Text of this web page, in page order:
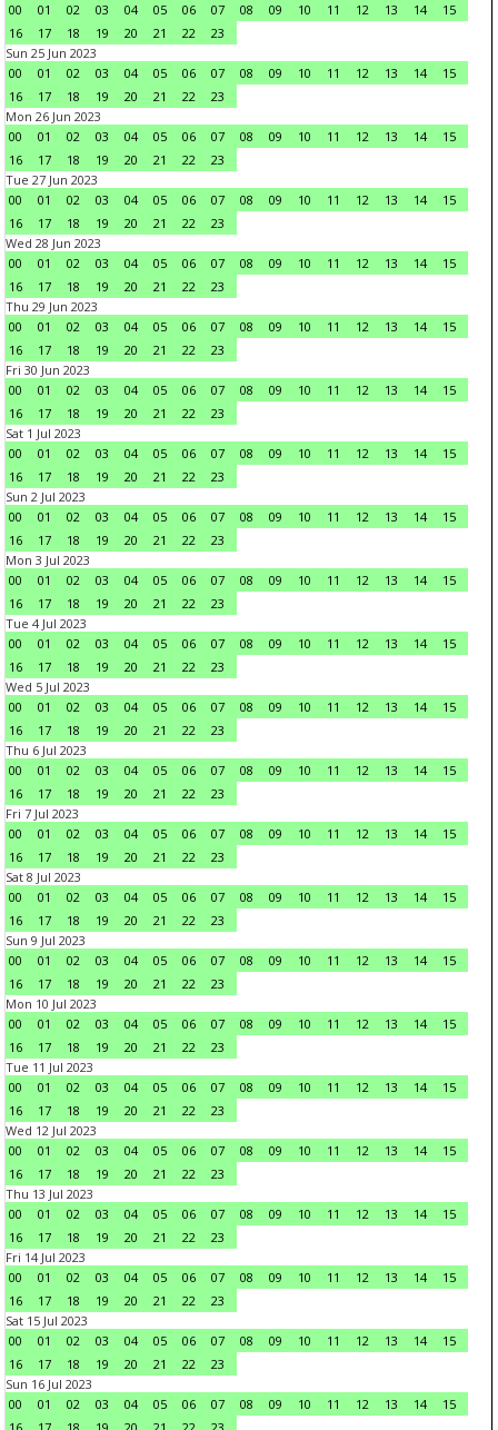
00
01 02 03 04 05 06 07 08 09 10 11 12 13 14
15
16
17 18 19 20 21 22
23
Sun 25 Jun 2023
00
01 02 03 04 05 06 07 08 09 10 11 12 13 14
15
16
17 18 19 20 21 22
23
Mon 26 Jun 2023
00
01 02 03 04 05 06 07 08 09 10 11 12 13 14
15
16
17 18 19 20 21 22
23
Tue 27 Jun 2023
00
01 02 03 04 05 06 07 08 09 10 11 12 13 14
15
16
17 18 19 20 21 22
23
Wed 28 Jun 2023
00
01 02 03 04 05 06 07 08 09 10 11 12 13 14
15
16
17 18 19 20 21 22
23
Thu 29 Jun 2023
00
01 02 03 04 05 06 07 08 09 10 11 12 13 14
15
16
17 18 19 20 21 22
23
Fri 30 Jun 2023
00
01 02 03 04 05 06 07 08 09 10 11 12 13 14
15
16
17 18 19 20 21 22
23
Sat 1 Jul 2023
00
01 02 03 04 05 06 07 08 09 10 11 12 13 14
15
16
17 18 19 20 21 22
23
Sun 2 Jul 2023
00
01 02 03 04 05 06 07 08 09 10 11 12 13 14
15
16
17 18 19 20 21 22
23
Mon 3 Jul 2023
00
01 02 03 04 05 06 07 08 09 10 11 12 13 14
15
16
17 18 19 20 21 22
23
Tue 4 Jul 2023
00
01 02 03 04 05 06 07 08 09 10 11 12 13 14
15
16
17 18 19 20 21 22
23
Wed 5 Jul 2023
00
01 02 03 04 05 06 07 08 09 10 11 12 13 14
15
16
17 18 19 20 21 22
23
Thu 6 Jul 2023
00
01 02 03 04 05 06 07 08 09 10 11 12 13 14
15
16
17 18 19 20 21 22
23
Fri 7 Jul 2023
00
01 02 03 04 05 06 07 08 09 10 11 12 13 14
15
16
17 18 19 20 21 22
23
Sat 8 Jul 2023
00
01 02 03 04 05 06 07 08 09 10 11 12 13 14
15
16
17 18 19 20 21 22
23
Sun 9 Jul 2023
00
01 02 03 04 05 06 07 08 09 10 11 12 13 14
15
16
17 18 19 20 21 22
23
Mon 10 Jul 2023
00
01 02 03 04 05 06 07 08 09 10 11 12 13 14
15
16
17 18 19 20 21 22
23
Tue 11 Jul 2023
00
01 02 03 04 05 06 07 08 09 10 11 12 13 14
15
16
17 18 19 20 21 22
23
Wed 12 Jul 2023
00
01 02 03 04 05 06 07 08 09 10 11 12 13 14
15
16
17 18 19 20 21 22
23
Thu 13 Jul 2023
00
01 02 03 04 05 06 07 08 09 10 11 12 13 14
15
16
17 18 19 20 21 22
23
Fri 14 Jul 2023
00
01 02 03 04 05 06 07 08 09 10 11 12 13 14
15
16
17 18 19 20 21 22
23
Sat 15 Jul 2023
00
01 02 03 04 05 06 07 08 09 10 11 12 13 14
15
16
17 18 19 20 21 22
23
Sun 16 Jul 2023
00
01 02 03 04 05 06 07 08 09 10 11 12 13 14
15